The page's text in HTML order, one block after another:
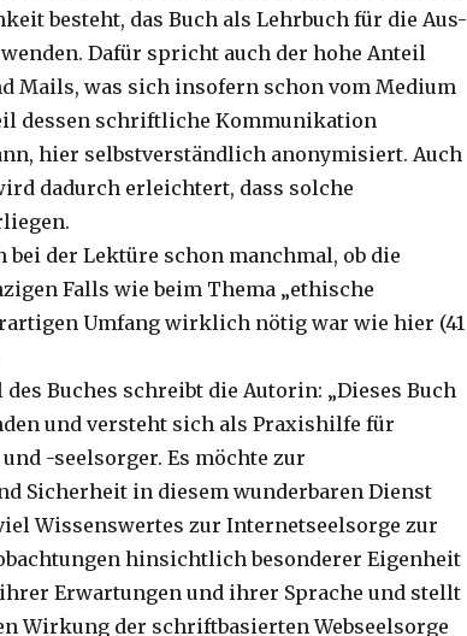
besteht, das Buch als Lehrbuch für die Aus-
Dafür spricht auch der hohe Anteil
Mails, was sich insofern schon vom Medium
dessen schriftliche Kommunikation
hier selbstverständlich anonymisiert. Auch
dadurch erleichtert, dass solche
der Lektüre schon manchmal, ob die
Falls wie beim Thema „ethische
Umfang wirklich nötig war wie hier (41
Buches schreibt die Autorin: „Dieses Buch
und versteht sich als Praxishilfe für
-seelsorger. Es möchte zur
Sicherheit in diesem wunderbaren Dienst
Wissenswertes zur Internetseelsorge zur
hinsichtlich besonderer Eigenheit
Erwartungen und ihrer Sprache und stellt
Wirkung der schriftbasierten Webseelsorge